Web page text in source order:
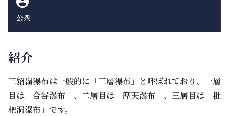
公衆
紹介
三貂嶺瀑布は一般的に「三層瀑布」と呼ばれており、一層
目は「合谷瀑布」、二層目は「摩天瀑布」、三層目は「枇
杷洞瀑布」です。